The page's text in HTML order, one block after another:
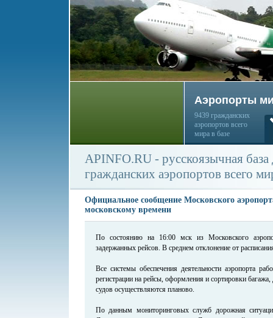
Аэропорты
9439 гражданских
аэропортов всего
мира в базе
APINFO.RU - русскоязычная
гражданских аэропортов всего
Официальное сообщение Московского
московскому времени
По состоянию на 16:00 мск из Московского
задержанных рейсов. В среднем отклонение от
Все системы обеспечения деятельности аэропорта
регистрации на рейсы, оформления и сортировки
судов осуществляются планово.
По данным мониторинговых служб дорожная